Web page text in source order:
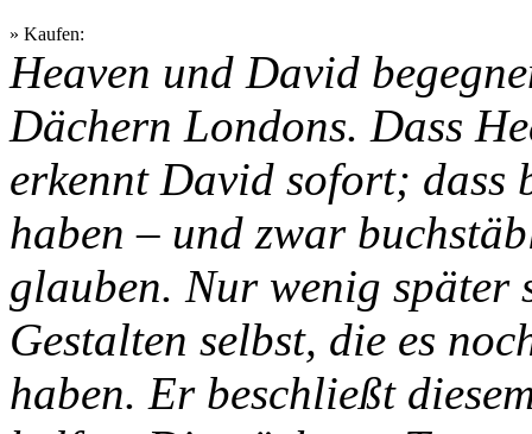
» Kaufen:
Heaven und David
Dächern Londons. Dass
erkennt David sofort; dass
haben – und zwar
glauben. Nur wenig später
Gestalten selbst, die es
haben. Er beschließt